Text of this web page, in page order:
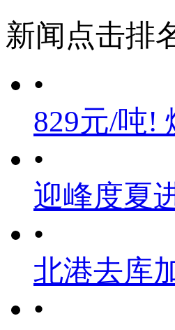
新闻点击排
•
829元/吨!
•
迎峰度夏
•
北港去库
•